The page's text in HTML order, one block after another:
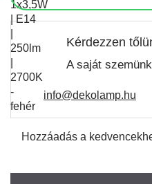
Kérdezzen
A saját
info@dekolamp.hu
Hozzáadás a